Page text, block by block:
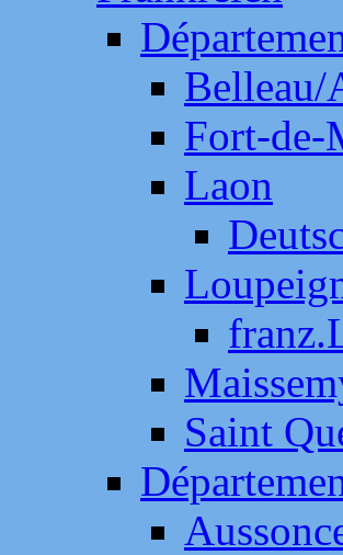
Belleau/
Fort-de-
Laon
Saint